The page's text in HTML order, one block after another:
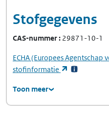
Stofgegevens
CAS-nummer 29871-10-1
ECHA(Europees Agentschap
stofinformatie
(opent in
Toon meer